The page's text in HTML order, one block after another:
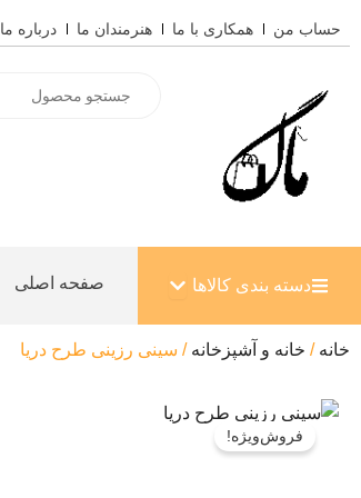
به
حساب من همکاری با ما هنرمندان ما درباره ما
search
دسته بندی کالاها باز کردن دسته بندی کالاها
صفحه اصلی
خانه / خانه و آشپزخانه / سینی رزینی طرح دریا
فروش‌ویژه!